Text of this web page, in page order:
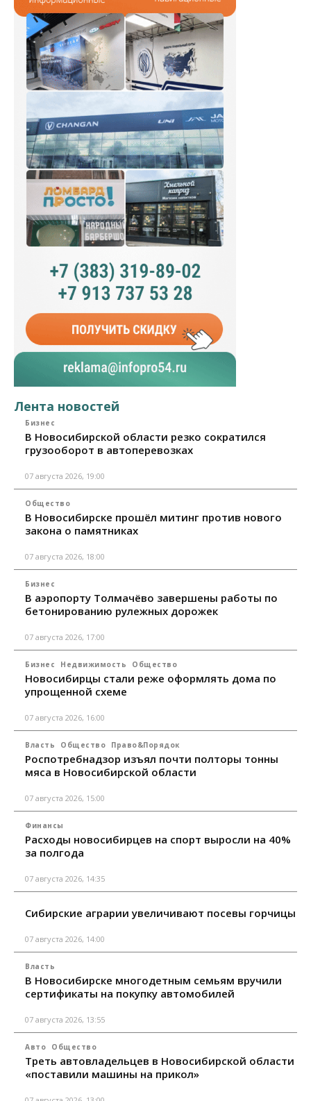
Лента новостей
Бизнес
В Новосибирской области резко сократился
грузооборот в автоперевозках
07 августа 2026, 19:00
Общество
В Новосибирске прошёл митинг против нового
закона о памятниках
07 августа 2026, 18:00
Бизнес
В аэропорту Толмачёво завершены работы по
бетонированию рулежных дорожек
07 августа 2026, 17:00
Бизнес Недвижимость Общество
Новосибирцы стали реже оформлять дома по
упрощенной схеме
07 августа 2026, 16:00
Власть Общество Право&Порядок
Роспотребнадзор изъял почти полторы тонны
мяса в Новосибирской области
07 августа 2026, 15:00
Финансы
Расходы новосибирцев на спорт выросли на 40%
за полгода
07 августа 2026, 14:35
Сибирские аграрии увеличивают посевы горчицы
07 августа 2026, 14:00
Власть
В Новосибирске многодетным семьям вручили
сертификаты на покупку автомобилей
07 августа 2026, 13:55
Авто Общество
Треть автовладельцев в Новосибирской области
«поставили машины на прикол»